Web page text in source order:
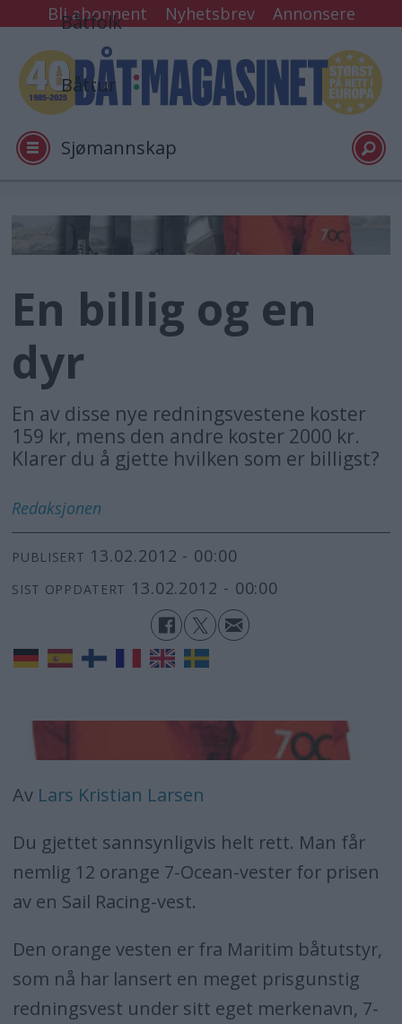
Bli abonnent Nyhetsbrev Annonsere
Båtfolk
Båttur
Sjømannskap
Tester
En billig og en
dyr
En av disse nye redningsvestene koster
159 kr, mens den andre koster 2000 kr.
Klarer du å gjette hvilken som er billigst?
Redaksjonen
PUBLISERT 13.02.2012 - 00:00
SIST OPPDATERT 13.02.2012 - 00:00
Av Lars Kristian Larsen
Du gjettet sannsynligvis helt rett. Man får
nemlig 12 orange 7-Ocean-vester for prisen
av en Sail Racing-vest.
Den orange vesten er fra Maritim båtutstyr,
som nå har lansert en meget prisgunstig
redningsvest under sitt eget merkenavn, 7-